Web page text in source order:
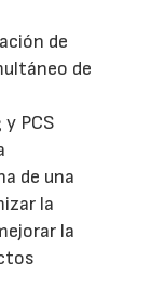
de
de
PCS
de una
la
la